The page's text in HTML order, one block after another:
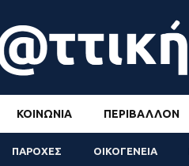
ΚΟΙΝΩΝΊΑ ΠΕΡΙΒΆΛΛΟΝ
ΠΑΡΟΧΕΣ ΟΙΚΟΓΕΝΕΙΑ